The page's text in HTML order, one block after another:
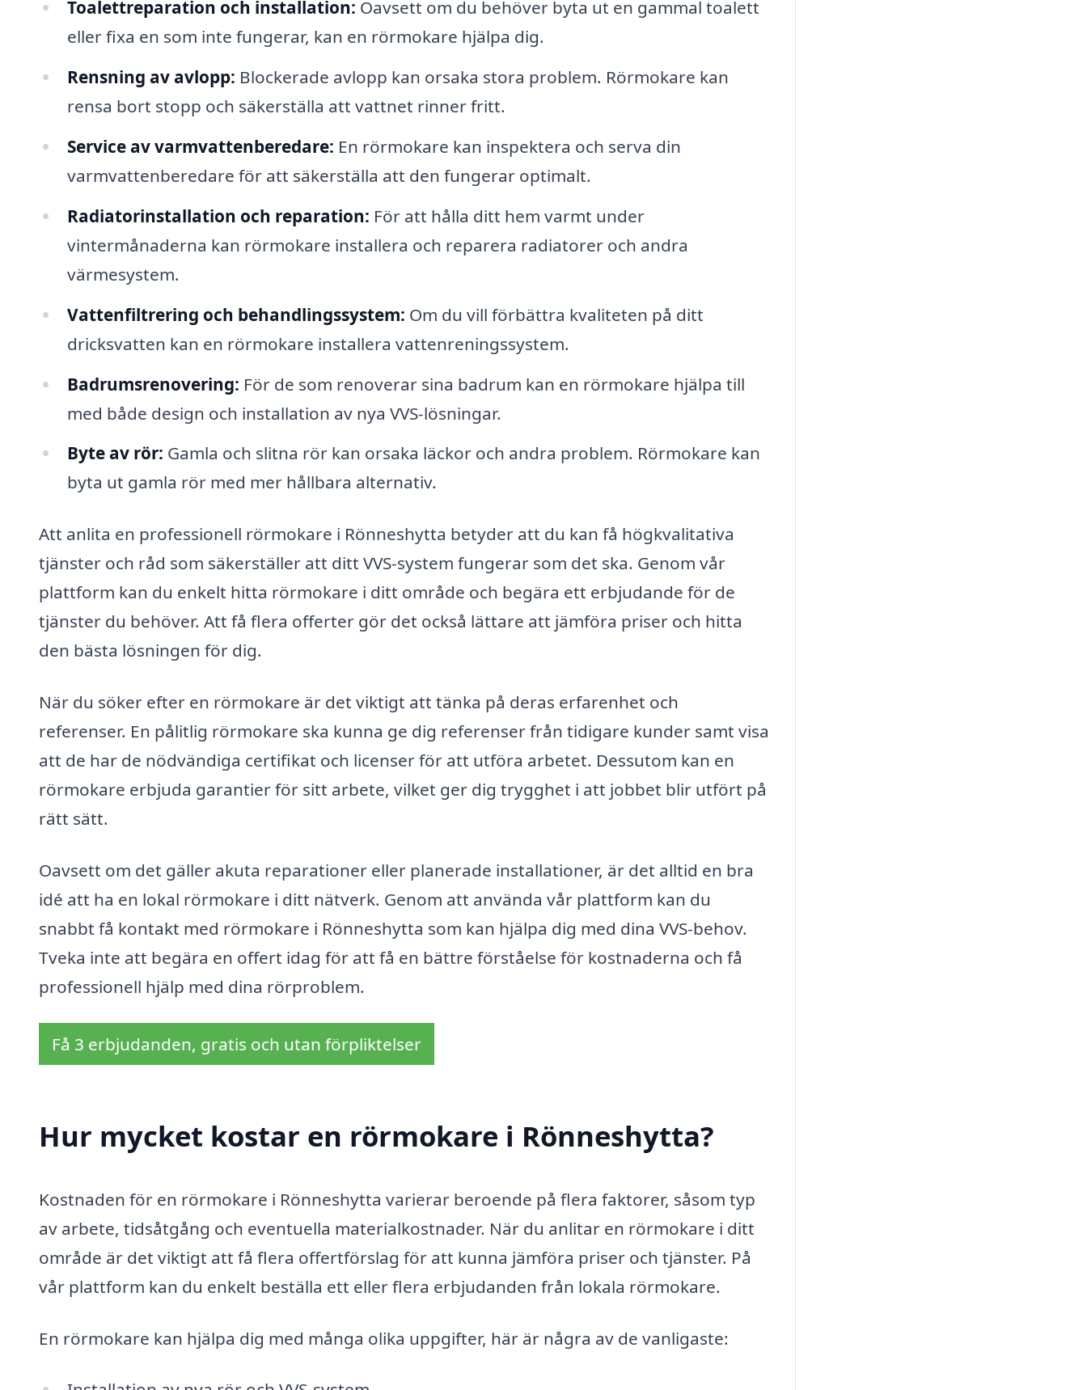
Toalettreparation och installation: Oavsett om du behöver byta ut en gammal toalett
eller fixa en som inte fungerar, kan en rörmokare hjälpa dig.
Rensning av avlopp: Blockerade avlopp kan orsaka stora problem. Rörmokare kan
rensa bort stopp och säkerställa att vattnet rinner fritt.
Service av varmvattenberedare: En rörmokare kan inspektera och serva din
varmvattenberedare för att säkerställa att den fungerar optimalt.
Radiatorinstallation och reparation: För att hålla ditt hem varmt under
vintermånaderna kan rörmokare installera och reparera radiatorer och andra
värmesystem.
Vattenfiltrering och behandlingssystem: Om du vill förbättra kvaliteten på ditt
dricksvatten kan en rörmokare installera vattenreningssystem.
Badrumsrenovering: För de som renoverar sina badrum kan en rörmokare hjälpa till
med både design och installation av nya VVS-lösningar.
Byte av rör: Gamla och slitna rör kan orsaka läckor och andra problem. Rörmokare kan
byta ut gamla rör med mer hållbara alternativ.
Att anlita en professionell rörmokare i Rönneshytta betyder att du kan få högkvalitativa
tjänster och råd som säkerställer att ditt VVS-system fungerar som det ska. Genom vår
plattform kan du enkelt hitta rörmokare i ditt område och begära ett erbjudande för de
tjänster du behöver. Att få flera offerter gör det också lättare att jämföra priser och hitta
den bästa lösningen för dig.
När du söker efter en rörmokare är det viktigt att tänka på deras erfarenhet och
referenser. En pålitlig rörmokare ska kunna ge dig referenser från tidigare kunder samt visa
att de har de nödvändiga certifikat och licenser för att utföra arbetet. Dessutom kan en
rörmokare erbjuda garantier för sitt arbete, vilket ger dig trygghet i att jobbet blir utfört på
rätt sätt.
Oavsett om det gäller akuta reparationer eller planerade installationer, är det alltid en bra
idé att ha en lokal rörmokare i ditt nätverk. Genom att använda vår plattform kan du
snabbt få kontakt med rörmokare i Rönneshytta som kan hjälpa dig med dina VVS-behov.
Tveka inte att begära en offert idag för att få en bättre förståelse för kostnaderna och få
professionell hjälp med dina rörproblem.
Få 3 erbjudanden, gratis och utan förpliktelser
Hur mycket kostar en rörmokare i Rönneshytta?
Kostnaden för en rörmokare i Rönneshytta varierar beroende på flera faktorer, såsom typ
av arbete, tidsåtgång och eventuella materialkostnader. När du anlitar en rörmokare i ditt
område är det viktigt att få flera offertförslag för att kunna jämföra priser och tjänster. På
vår plattform kan du enkelt beställa ett eller flera erbjudanden från lokala rörmokare.
En rörmokare kan hjälpa dig med många olika uppgifter, här är några av de vanligaste: